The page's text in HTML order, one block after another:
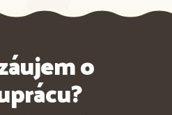
o